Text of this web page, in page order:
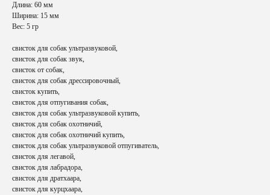
Длина: 60 мм
Ширина: 15 мм
Вес: 5 гр
свисток для собак ультразвуковой,
свисток для собак звук,
свисток от собак,
свисток для собак дрессировочный,
свисток купить,
свисток для отпугивания собак,
свисток для собак ультразвуковой купить,
свисток для собак охотничий,
свисток для собак охотничий купить,
свисток для собак ультразвуковой отпугиватель,
свисток для легавой,
свисток для лабрадора,
свисток для дратхаара,
свисток для курцхаара,